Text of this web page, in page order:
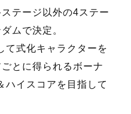
テージ以外の4ステー
ムで決定。
て式化キャラクターを
とに得られるボーナ
ハイスコアを目指して